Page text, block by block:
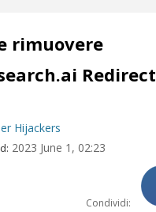
rimuovere
Redirect
Hijackers
2023 June 1, 02:23
Condividi: